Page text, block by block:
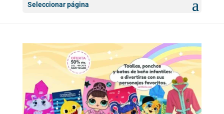
Seleccionar página